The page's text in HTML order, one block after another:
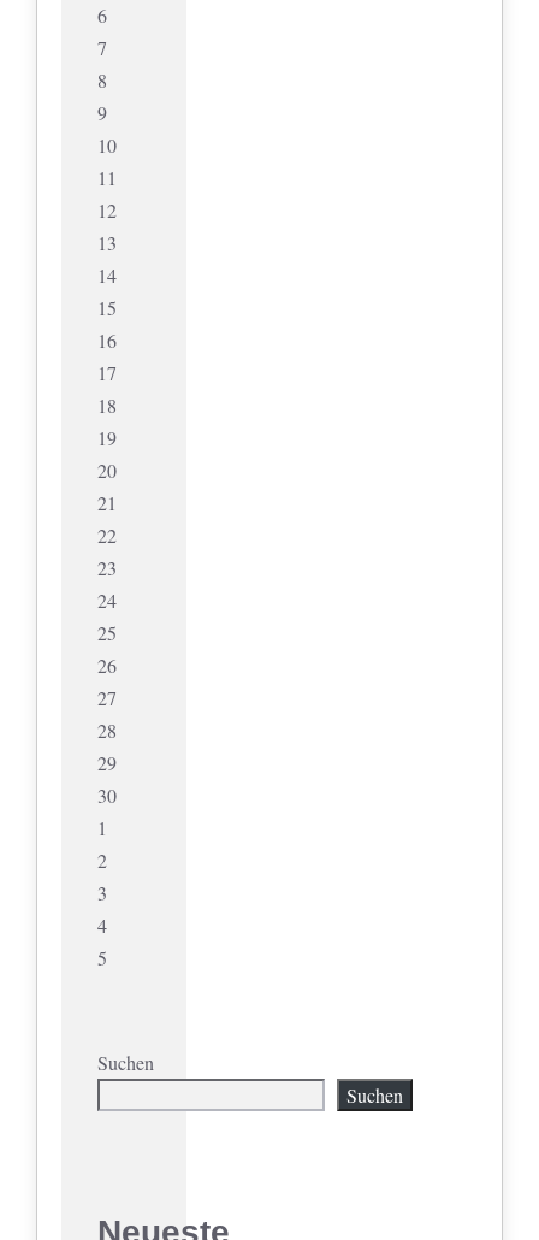
6
7
8
9
10
11
12
13
14
15
16
17
18
19
20
21
22
23
24
25
26
27
28
29
30
1
2
3
4
5
Suchen
Suchen
Neueste